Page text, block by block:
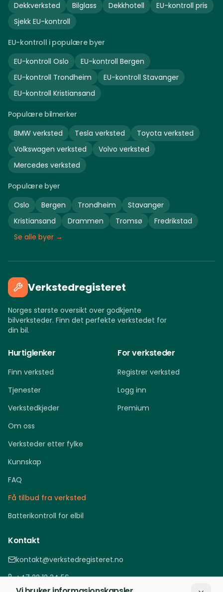
Dekkverksted
Bilglass Dekkhotell
EU-kontroll pris
Sjekk EU-kontroll
EU-kontroll i populære byer
EU-kontroll Oslo EU-kontroll Bergen
EU-kontroll Trondheim EU-kontroll Stavanger
EU-kontroll Kristiansand
Populære bilmerker
BMW verksted Tesla verksted Toyota verksted
Volkswagen verksted Volvo verksted
Mercedes verksted
Populære byer
Oslo
Bergen Trondheim
Stavanger
Kristiansand
Drammen Tromsø
Fredrikstad
Se alle byer →
Verkstedregisteret
Norges største oversikt over godkjente
bilverksteder. Finn det perfekte verkstedet for
din bil.
Hurtiglenker
Finn verksted
Tjenester
Verkstedkjeder
Om oss
Verksteder etter fylke
Kunnskap
FAQ
Få tilbud fra verksted
Batterikontroll for elbil
For verksteder
Registrer verksted
Logg inn
Premium
Kontakt
kontakt@verkstedregisteret.no
+47 22 12 34 56